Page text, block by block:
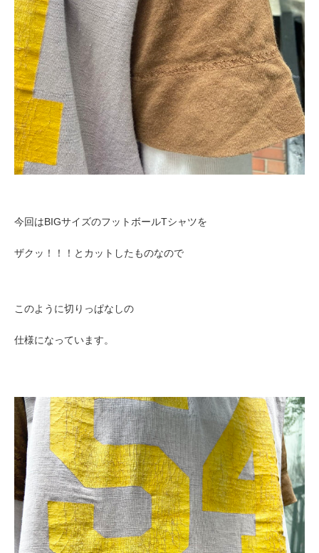
今回はBIGサイズのフットボールTシャツを
ザクッ！！！とカットしたものなので
このように切りっぱなしの
仕様になっています。